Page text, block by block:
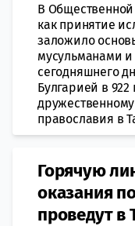
В Общественной
как принятие
заложило
мусульманами
сегодняшнего
Булгарией в
православия в
Горячую
оказания
проведут в